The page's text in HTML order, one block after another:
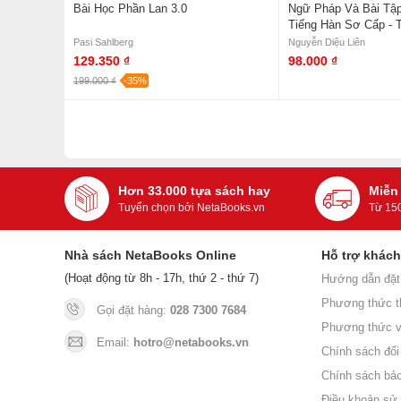
Bài Học Phần Lan 3.0
Pasi Sahlberg
129.350 ₫
199.000 ₫ -35%
Ngữ Pháp Và Bài
Tiếng Hàn Sơ Cấp -
Diệu Liên
Nguyễn Diệu Liên
98.000 ₫
Hơn 33.000 tựa sách hay
Tuyển chọn bởi NetaBooks.vn Từ
Nhà sách NetaBooks Online
(Hoạt động từ 8h - 17h, thứ 2 - thứ 7)
Gọi đặt hàng: 028 7300 7684
Email: hotro@netabooks.vn
Hỗ trợ
Hướng dẫn
Phương thức
Phương thức
Chính sách
Chính sách